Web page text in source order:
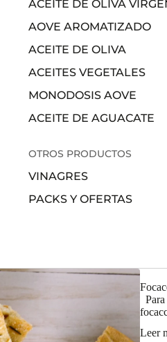
ACEITE DE OLIVA
AOVE AROMATIZADO
ACEITE DE OLIVA
ACEITES VEGETALES
MONODOSIS AOVE
ACEITE DE AGUACATE
OTROS PRODUCTOS
VINAGRES
PACKS Y OFERTAS
Leer